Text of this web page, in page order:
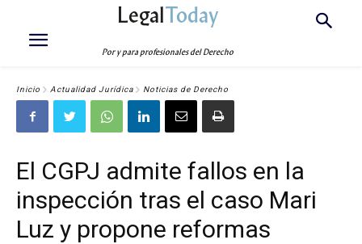
LegalToday
Por y para profesionales del Derecho
Inicio Actualidad Jurídica Noticias de Derecho
El CGPJ admite fallos en la
inspección tras el caso Mari
Luz y propone reformas